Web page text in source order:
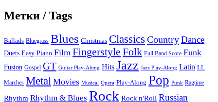
Метки / Tags
Ballads Bluegrass Blues Christmas Classics CountryDance
Duets Easy Piano Film Fingerstyle Folk Full Band Score Funk
Fusion Gospel GT Guitar Play-Along Hits Jazz Jazz Play-Along Latin LL
Marches Metal Movies Musical Opera Play-Along Pop Punk Ragtime
Rhythm Rhythm & Blues Rock Rock'n'Roll Russian